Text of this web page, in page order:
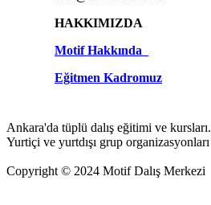
HAKKIMIZDA
Motif Hakkında
Eğitmen Kadromuz
Ankara'da tüplü dalış eğitimi ve kursları.
Yurtiçi ve yurtdışı grup organizasyonları
Copyright © 2024 Motif Dalış Merkezi